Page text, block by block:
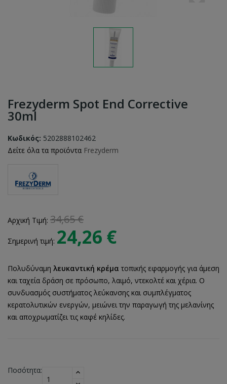
Frezyderm Spot End Corrective
30ml
Κωδικός: 5202888102462
Δείτε όλα τα προϊόντα Frezyderm
Αρχική Τιμή: 34,65 €
Σημερινή τιμή: 24,26 €
Πολυδύναμη λευκαντική κρέμα τοπικής εφαρμογής για άμεση
και ταχεία δράση σε πρόσωπο, λαιμό, ντεκολτέ και χέρια. Ο
συνδυασμός συστήματος λεύκανσης και συμπλέγματος
κερατολυτικών ενεργών, μειώνει την παραγωγή της μελανίνης
και αποχρωματίζει τις καφέ κηλίδες.
Ποσότητα: